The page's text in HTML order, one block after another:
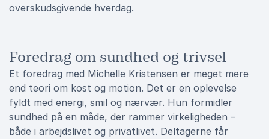
overskudsgivende hverdag.
Foredrag om sundhed og trivsel
Et foredrag med Michelle Kristensen er meget mere
end teori om kost og motion. Det er en oplevelse
fyldt med energi, smil og nærvær. Hun formidler
sundhed på en måde, der rammer virkeligheden –
både i arbejdslivet og privatlivet. Deltagerne får